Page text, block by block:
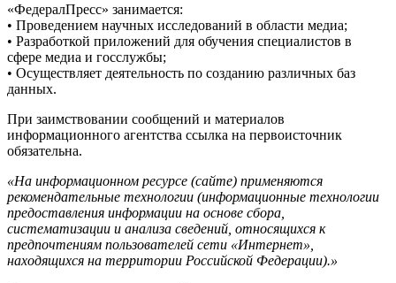
«ФедералПресс» занимается:
• Проведением научных исследований в области медиа;
• Разработкой приложений для обучения специалистов в
сфере медиа и госслужбы;
• Осуществляет деятельность по созданию различных баз
данных.
При заимствовании сообщений и материалов
информационного агентства ссылка на первоисточник
обязательна.
«На информационном ресурсе (сайте) применяются
рекомендательные технологии (информационные технологии
предоставления информации на основе сбора,
систематизации и анализа сведений, относящихся к
предпочтениям пользователей сети «Интернет»,
находящихся на территории Российской Федерации).»